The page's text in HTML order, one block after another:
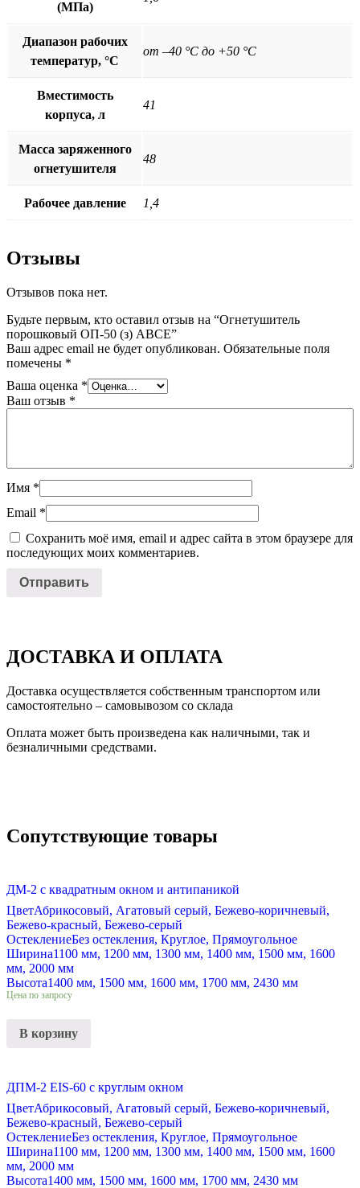
(МПа)
Диапазон рабочих
температур, °С
от –40 °С до +50 °С
Вместимость
корпуса, л
41
Масса заряженного
огнетушителя
48
Рабочее давление 1,4
Отзывы
Отзывов пока нет.
Будьте первым, кто оставил отзыв на “Огнетушитель
порошковый ОП-50 (з) АВСЕ”
Ваш адрес email не будет опубликован. Обязательные поля
помечены *
Ваша оценка *
Ваш отзыв *
Имя *
Email *
Сохранить моё имя, email и адрес сайта в этом браузере для
последующих моих комментариев.
ДОСТАВКА И ОПЛАТА
Доставка осуществляется собственным транспортом или
самостоятельно – самовывозом со склада
Оплата может быть произведена как наличными, так и
безналичными средствами.
Сопутствующие товары
ДМ-2 с квадратным окном и антипаникой
ЦветАбрикосовый, Агатовый серый, Бежево-коричневый,
Бежево-красный, Бежево-серый
ОстеклениеБез остекления, Круглое, Прямоугольное
Ширина1100 мм, 1200 мм, 1300 мм, 1400 мм, 1500 мм, 1600
мм, 2000 мм
Высота1400 мм, 1500 мм, 1600 мм, 1700 мм, 2430 мм
Цена по запросу
В корзину
ДПМ-2 EIS-60 с круглым окном
ЦветАбрикосовый, Агатовый серый, Бежево-коричневый,
Бежево-красный, Бежево-серый
ОстеклениеБез остекления, Круглое, Прямоугольное
Ширина1100 мм, 1200 мм, 1300 мм, 1400 мм, 1500 мм, 1600
мм, 2000 мм
Высота1400 мм, 1500 мм, 1600 мм, 1700 мм, 2430 мм